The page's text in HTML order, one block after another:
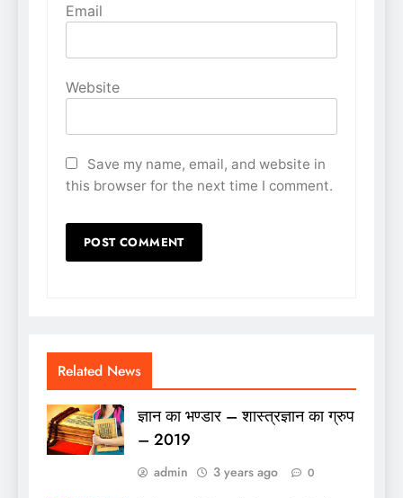
Email
Website
Save my name, email, and website in
this browser for the next time I comment.
Related News
ज्ञान का भण्डार – शास्त्रज्ञान का ग्रुप
– 2019
admin 3 years ago 0